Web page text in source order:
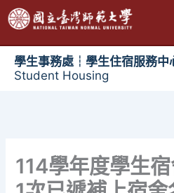
至
學生事務處┆學生住宿服務中
Student Housing
114學年度學生